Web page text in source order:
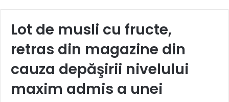
Lot de musli cu fructe,
retras din magazine din
cauza depăşirii nivelului
maxim admis a unei